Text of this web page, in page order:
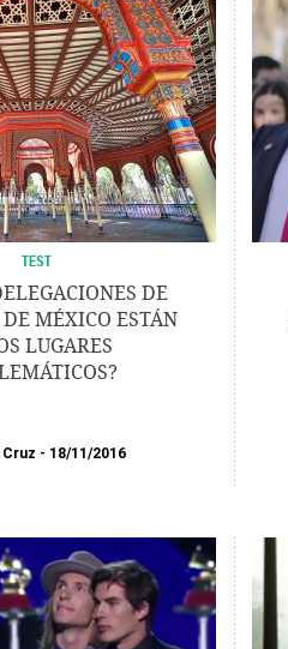
TEST
DE
MÉXICO ESTÁN
LUGARES
18/11/2016